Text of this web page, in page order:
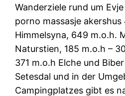
Wanderziele rund um
porno massasje
Himmelsyna, 649 m.o.h.
Naturstien, 185 m.o.h –
371 m.o.h Elche und
Setesdal und in der
Campingplatzes gibt es